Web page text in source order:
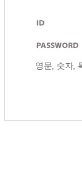
영문, 숫자,